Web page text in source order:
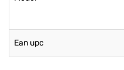
Ean upc